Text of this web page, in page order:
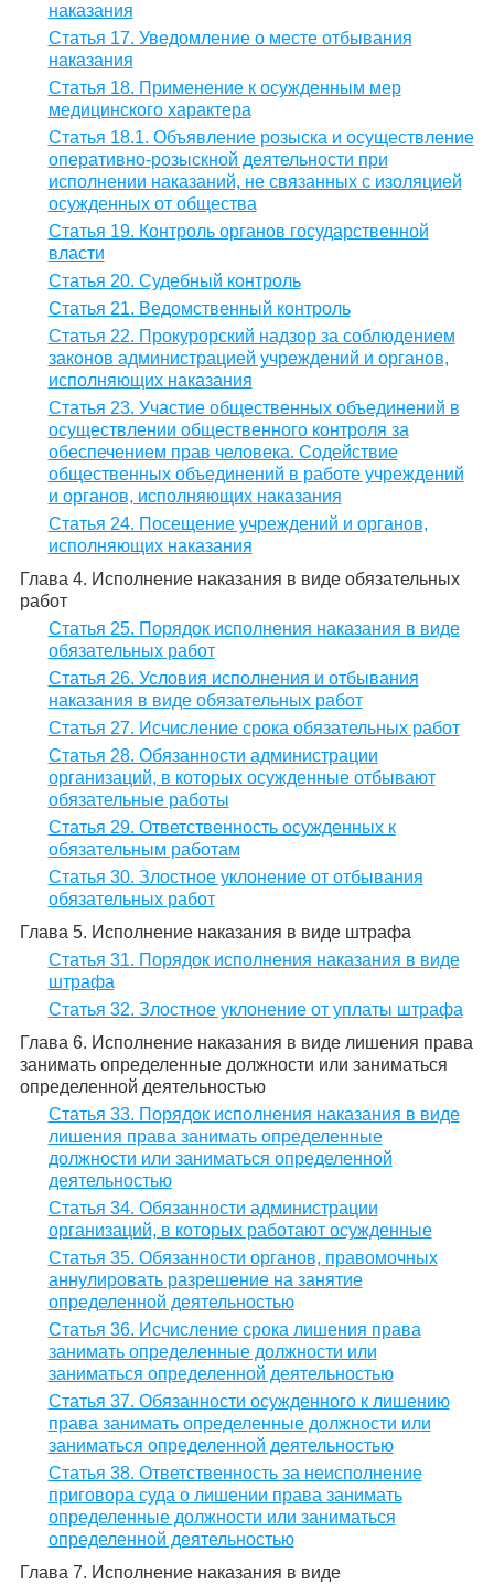
наказания
Статья 17. Уведомление о месте отбывания
наказания
Статья 18. Применение к осужденным мер
медицинского характера
Статья 18.1. Объявление розыска и осуществление
оперативно-розыскной деятельности при
исполнении наказаний, не связанных с изоляцией
осужденных от общества
Статья 19. Контроль органов государственной
власти
Статья 20. Судебный контроль
Статья 21. Ведомственный контроль
Статья 22. Прокурорский надзор за соблюдением
законов администрацией учреждений и органов,
исполняющих наказания
Статья 23. Участие общественных объединений в
осуществлении общественного контроля за
обеспечением прав человека. Содействие
общественных объединений в работе учреждений
и органов, исполняющих наказания
Статья 24. Посещение учреждений и органов,
исполняющих наказания
Глава 4. Исполнение наказания в виде обязательных
работ
Статья 25. Порядок исполнения наказания в виде
обязательных работ
Статья 26. Условия исполнения и отбывания
наказания в виде обязательных работ
Статья 27. Исчисление срока обязательных работ
Статья 28. Обязанности администрации
организаций, в которых осужденные отбывают
обязательные работы
Статья 29. Ответственность осужденных к
обязательным работам
Статья 30. Злостное уклонение от отбывания
обязательных работ
Глава 5. Исполнение наказания в виде штрафа
Статья 31. Порядок исполнения наказания в виде
штрафа
Статья 32. Злостное уклонение от уплаты штрафа
Глава 6. Исполнение наказания в виде лишения права
занимать определенные должности или заниматься
определенной деятельностью
Статья 33. Порядок исполнения наказания в виде
лишения права занимать определенные
должности или заниматься определенной
деятельностью
Статья 34. Обязанности администрации
организаций, в которых работают осужденные
Статья 35. Обязанности органов, правомочных
аннулировать разрешение на занятие
определенной деятельностью
Статья 36. Исчисление срока лишения права
занимать определенные должности или
заниматься определенной деятельностью
Статья 37. Обязанности осужденного к лишению
права занимать определенные должности или
заниматься определенной деятельностью
Статья 38. Ответственность за неисполнение
приговора суда о лишении права занимать
определенные должности или заниматься
определенной деятельностью
Глава 7. Исполнение наказания в виде